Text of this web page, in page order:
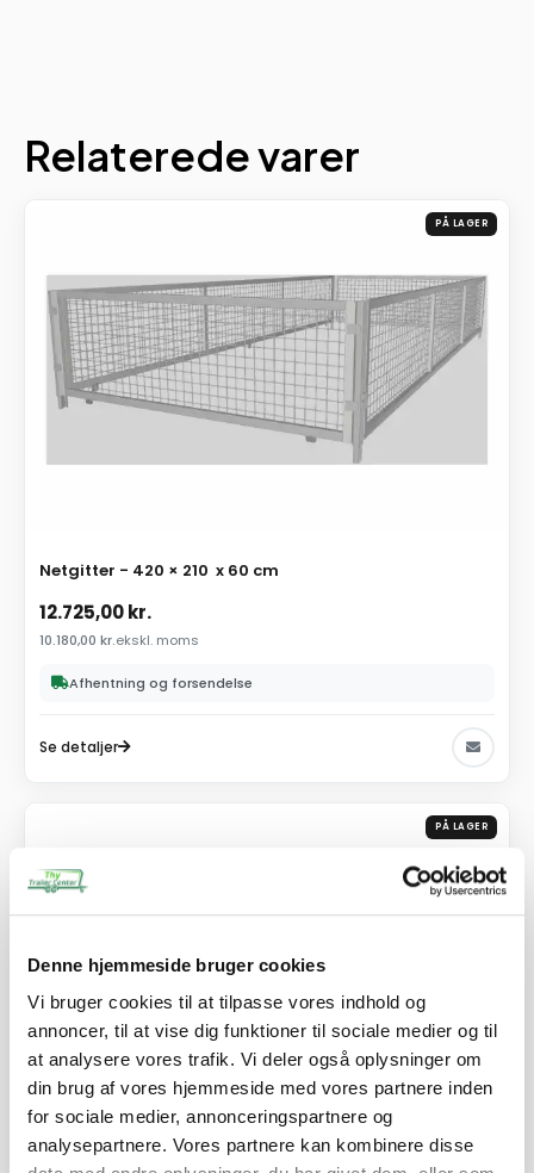
Denne hjemmeside bruger cookies
Vi bruger cookies til at tilpasse vores indhold og
annoncer, til at vise dig funktioner til sociale medier og til
at analysere vores trafik. Vi deler også oplysninger om
din brug af vores hjemmeside med vores partnere inden
for sociale medier, annonceringspartnere og
analysepartnere. Vores partnere kan kombinere disse
Relaterede varer
PÅ LAGER
Netgitter - 420 × 210 x 60 cm
12.725,00kr.
10.180,00 kr.ekskl. moms
Afhentning og forsendelse
Se detaljer
PÅ LAGER